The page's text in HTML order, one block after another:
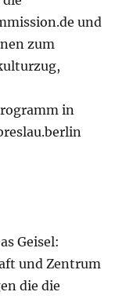
und
zum
in
Geisel:
und Zentrum
die die